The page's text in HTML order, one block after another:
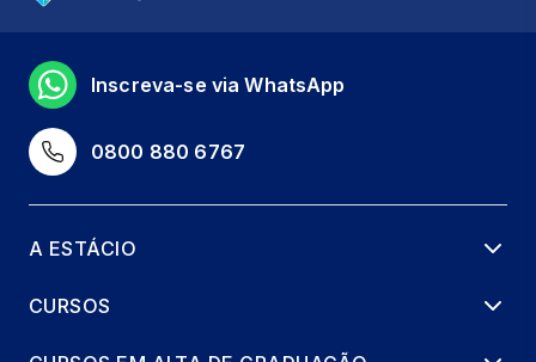
0800 880 6767
Inscreva-se via WhatsApp
A ESTÁCIO
CURSOS